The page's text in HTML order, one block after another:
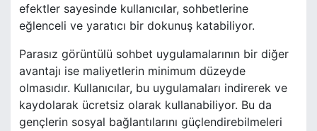
efektler sayesinde kullanıcılar, sohbetlerine
eğlenceli ve yaratıcı bir dokunuş katabiliyor.
Parasız görüntülü sohbet uygulamalarının bir diğer
avantajı ise maliyetlerin minimum düzeyde
olmasıdır. Kullanıcılar, bu uygulamaları indirerek ve
kaydolarak ücretsiz olarak kullanabiliyor. Bu da
gençlerin sosyal bağlantılarını güçlendirebilmeleri